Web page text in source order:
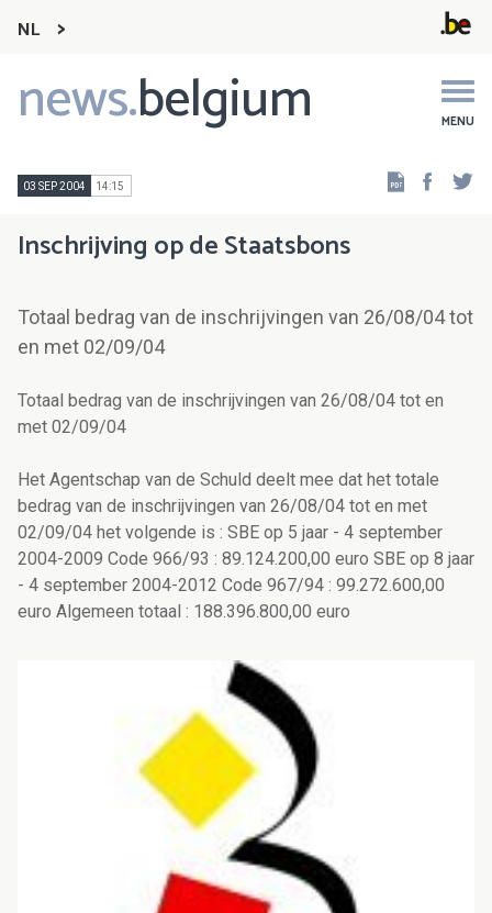
NL
news.belgium MENU
Main
navigation
03 SEP 2004 14:15
Inschrijving op de Staatsbons
Totaal bedrag van de inschrijvingen van 26/08/04 tot
en met 02/09/04
Totaal bedrag van de inschrijvingen van 26/08/04 tot en
met 02/09/04
Het Agentschap van de Schuld deelt mee dat het totale
bedrag van de inschrijvingen van 26/08/04 tot en met
02/09/04 het volgende is : SBE op 5 jaar - 4 september
2004-2009 Code 966/93 : 89.124.200,00 euro SBE op 8 jaar
- 4 september 2004-2012 Code 967/94 : 99.272.600,00
euro Algemeen totaal : 188.396.800,00 euro